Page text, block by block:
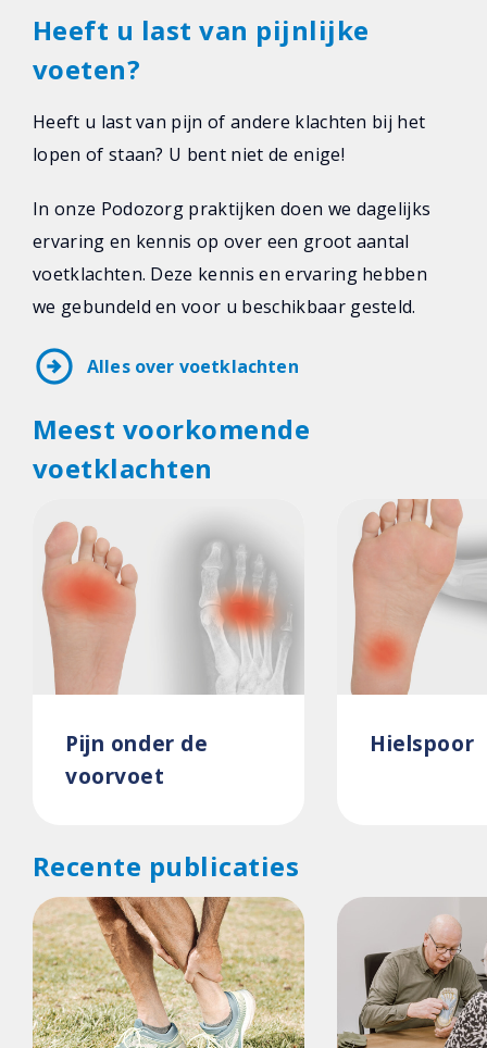
Heeft u last van pijnlijke
voeten?
Heeft u last van pijn of andere klachten bij het
lopen of staan? U bent niet de enige!
In onze Podozorg praktijken doen we dagelijks
ervaring en kennis op over een groot aantal
voetklachten. Deze kennis en ervaring hebben
we gebundeld en voor u beschikbaar gesteld.
arrow_circle_right Alles over voetklachten
Meest voorkomende
voetklachten
Pijn onder de
voorvoet
Hielspoor
Recente publicaties